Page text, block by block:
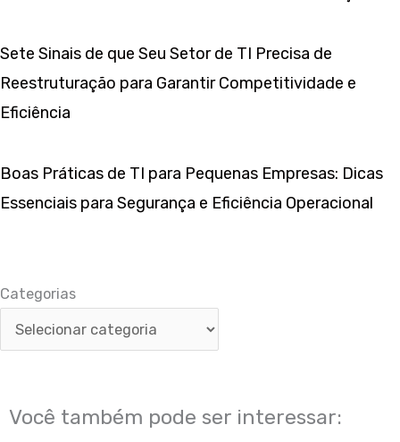
Sete Sinais de que Seu Setor de TI Precisa de
Reestruturação para Garantir Competitividade e
Eficiência
Boas Práticas de TI para Pequenas Empresas: Dicas
Essenciais para Segurança e Eficiência Operacional
Categorias
Você também pode ser interessar: